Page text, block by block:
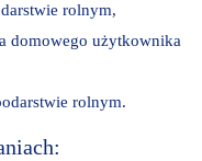
rolnym,
domowego użytkownika
rolnym.